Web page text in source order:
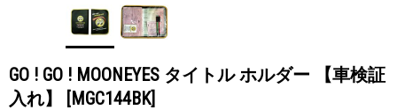
GO ! GO ! MOONEYES タイトル ホルダー 【車検証
入れ】
[MGC144BK]